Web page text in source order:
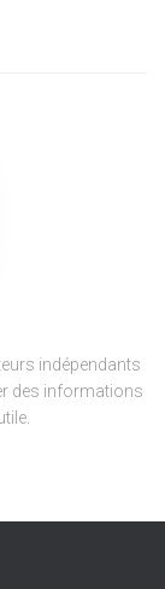
indépendants
des informations